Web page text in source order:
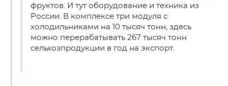
фруктов. И тут оборудование и техника из
России. В комплексе три модуля с
холодильниками на 10 тысяч тонн, здесь
можно перерабатывать 267 тысяч тонн
сельхозпродукции в год на экспорт.